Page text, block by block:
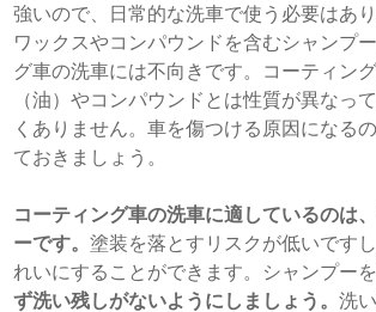
強いので、日常的な洗車で使う必要はあり
ワックスやコンパウンドを含むシャンプ
グ車の洗車には不向きです。コーティン
（油）やコンパウンドとは性質が異なっ
くありません。車を傷つける原因になる
ておきましょう。
コーティング車の洗車に適しているのは
ーです。塗装を落とすリスクが低いです
れいにすることができます。シャンプーを
ず洗い残しがないようにしましょう。洗